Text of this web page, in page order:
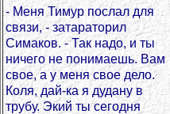
- Меня Тимур послал для
связи, - затараторил
Симаков. - Так надо, и ты
ничего не понимаешь. Вам
свое, а у меня свое дело.
Коля, дай-ка я дудану в
трубу. Экий ты сегодня